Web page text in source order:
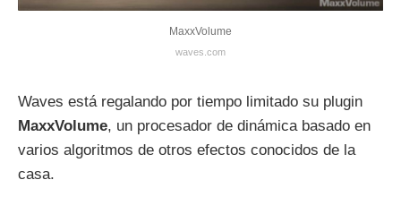
MaxxVolume
waves.com
Waves está regalando por tiempo limitado su plugin
MaxxVolume, un procesador de dinámica basado en
varios algoritmos de otros efectos conocidos de la
casa.